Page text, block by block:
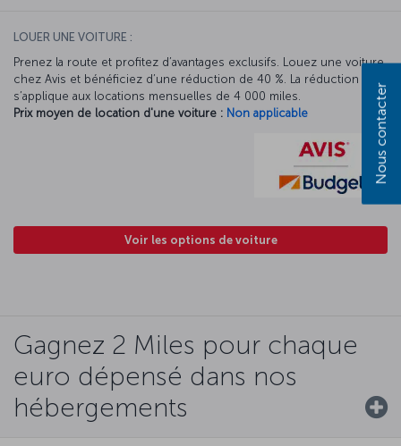
LOUER UNE VOITURE :
Prenez la route et profitez d’avantages exclusifs. Louez une voiture
chez Avis et bénéficiez d’une réduction de 40 %. La réduction Avis
s’applique aux locations mensuelles de 4 000 miles.
Prix moyen de location d'une voiture : Non applicable
Voir les options de voiture
Gagnez 2 Miles pour chaque
euro dépensé dans nos
hébergements
Nous contacter